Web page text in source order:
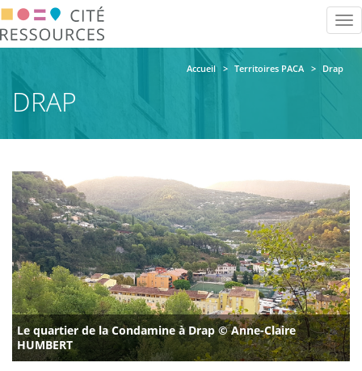
Aller
au
contenu
Accueil Territoires PACA Drap
DRAP
Image
et
contacts
Le quartier de la Condamine à Drap © Anne-Claire
HUMBERT